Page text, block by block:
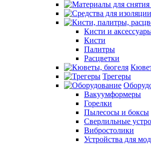
Кисти и
Кисти
Палитры
Расцветки
Трегеры
Вакуумформеры
Горелки
Пылесосы и боксы
Сверлильные
Вибростолики
Устройства для